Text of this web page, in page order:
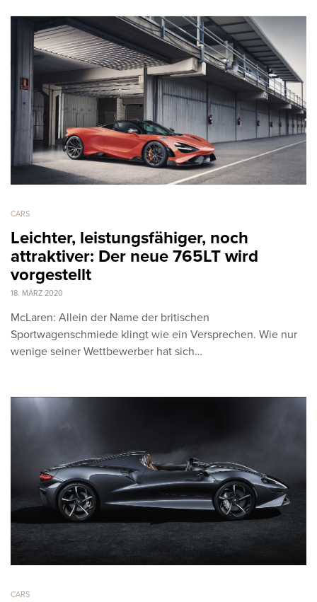
CARS
Leichter, leistungsfähiger, noch
attraktiver: Der neue 765LT wird
vorgestellt
18. MÄRZ 2020
McLaren: Allein der Name der britischen
Sportwagenschmiede klingt wie ein Versprechen. Wie nur
wenige seiner Wettbewerber hat sich…
CARS